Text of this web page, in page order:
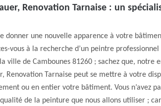
Renovation Tarnaise : un
donner une nouvelle apparence à votre
vous à la recherche d’un peintre professionnel
ville de Cambounes 81260 ; sachez que, notre
Renovation Tarnaise peut se mettre à votre
ou en entier votre bâtiment. Vous n’avez
de la peinture que nous allons utiliser ;